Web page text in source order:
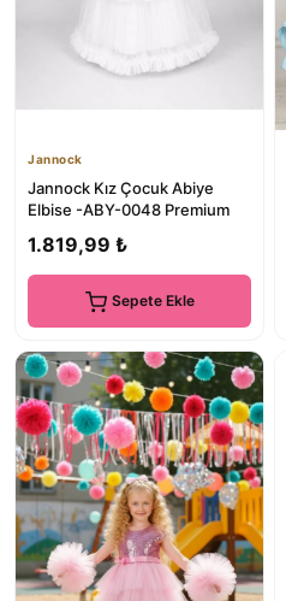
Jannock
Jannock Kız Çocuk Abiye
Elbise -ABY-0048 Premium
1.819,99 ₺
Sepete Ekle